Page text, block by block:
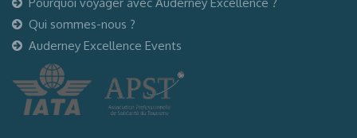
Qui sommes-nous ?
Auderney Excellence Events